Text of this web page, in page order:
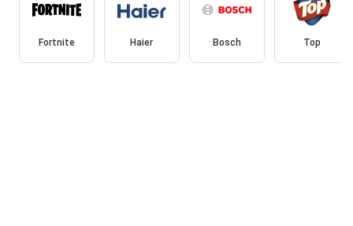
Fortnite Haier Bosch Top